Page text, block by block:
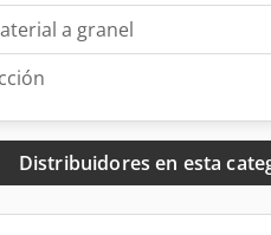
a granel
Distribuidores en esta